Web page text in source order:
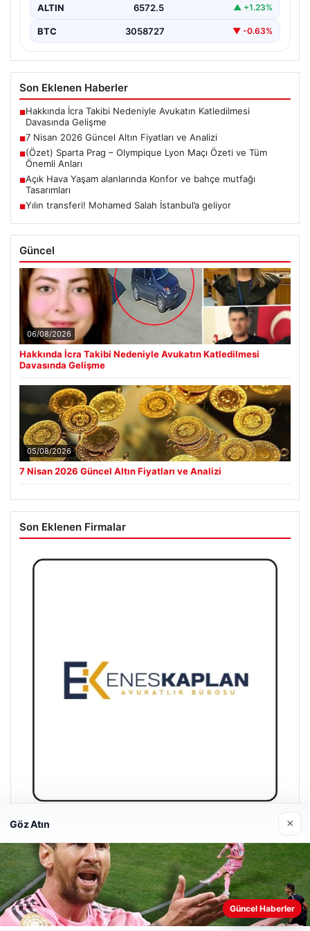
ALTIN 6572.5 ▲ +1.23%
BTC 3058727 ▼ -0.63%
Son Eklenen Haberler
■Hakkında İcra Takibi Nedeniyle Avukatın Katledilmesi
Davasında Gelişme
■7 Nisan 2026 Güncel Altın Fiyatları ve Analizi
■(Özet) Sparta Prag – Olympique Lyon Maçı Özeti ve Tüm
Önemli Anları
■Açık Hava Yaşam alanlarında Konfor ve bahçe mutfağı
Tasarımları
■Yılın transferi! Mohamed Salah İstanbul’a geliyor
Güncel
06/08/2026
Hakkında İcra Takibi Nedeniyle Avukatın Katledilmesi
Davasında Gelişme
05/08/2026
7 Nisan 2026 Güncel Altın Fiyatları ve Analizi
Son Eklenen Firmalar
Enes Kaplan Avukatlık Bürosu
28/04/2026
Web sitemizi nasıl kullandığınızı daha iyi anlayabilmek,
Göz Atın ×
Güncel Haberler